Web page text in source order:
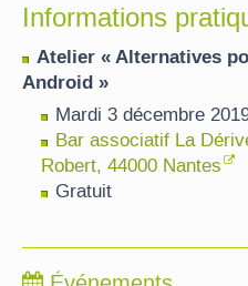
Informations
Atelier « Alternatives
Android »
Mardi 3 décembre
Bar associatif La
Robert, 44000 Nantes
Gratuit